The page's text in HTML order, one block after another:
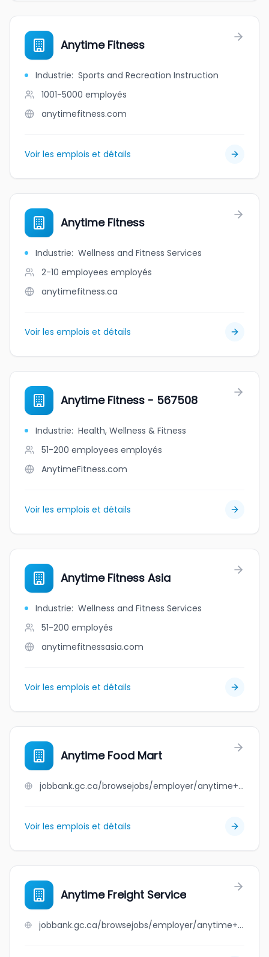
Anytime Fitness
Industrie: Sports and Recreation Instruction
1001-5000 employés
anytimefitness.com
Voir les emplois et détails
Anytime Fitness
Industrie: Wellness and Fitness Services
2-10 employees employés
anytimefitness.ca
Voir les emplois et détails
Anytime Fitness - 567508
Industrie: Health, Wellness & Fitness
51-200 employees employés
AnytimeFitness.com
Voir les emplois et détails
Anytime Fitness Asia
Industrie: Wellness and Fitness Services
51-200 employés
anytimefitnessasia.com
Voir les emplois et détails
Anytime Food Mart
jobbank.gc.ca/browsejobs/employer/anytime+food+mart/ca
Voir les emplois et détails
Anytime Freight Service
jobbank.gc.ca/browsejobs/employer/anytime+freight+service/ca